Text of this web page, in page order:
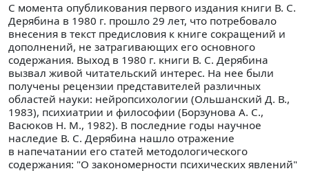
С момента опубликования первого издания книги В. С.
Дерябина в 1980 г. прошло 29 лет, что потребовало
внесения в текст предисловия к книге сокращений и
дополнений, не затрагивающих его основного
содержания. Выход в 1980 г. книги В. С. Дерябина
вызвал живой читательский интерес. На нее были
получены рецензии представителей различных
областей науки: нейропсихологии (Ольшанский Д. В.,
1983), психиатрии и философии (Борзунова А. С.,
Васюков Н. М., 1982). В последние годы научное
наследие В. С. Дерябина нашло отражение
в напечатании его статей методологического
содержания: "О закономерности психических явлений"